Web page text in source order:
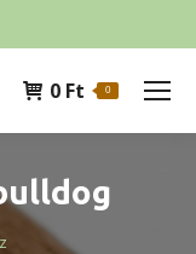
0 Ft 0